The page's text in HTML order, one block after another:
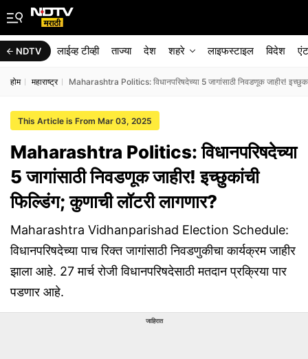
NDTV लाईव्ह टीव्ही ताज्या देश शहरे लाइफस्टाइल विदेश
होम महाराष्ट्र Maharashtra Politics: विधानपरिषदेच्या 5 जागांसाठी निवडणूक जाहीर!
This Article is From Mar 03, 2025
Maharashtra Politics: विधानपरिषदेच्या
5 जागांसाठी निवडणूक जाहीर! इच्छुकांची
फिल्डिंग; कुणाची लॉटरी लागणार?
Maharashtra Vidhanparishad Election Schedule:
विधानपरिषदेच्या पाच रिक्त जागांसाठी निवडणुकीचा कार्यक्रम जाहीर
झाला आहे. 27 मार्च रोजी विधानपरिषदेसाठी मतदान प्रक्रिया पार
पडणार आहे.
जाहिरात